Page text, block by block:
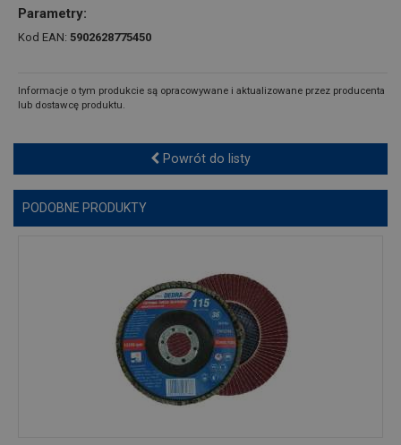
Parametry:
Kod EAN: 5902628775450
Informacje o tym produkcie są opracowywane i aktualizowane przez producenta
lub dostawcę produktu.
Powrót do listy
PODOBNE PRODUKTY